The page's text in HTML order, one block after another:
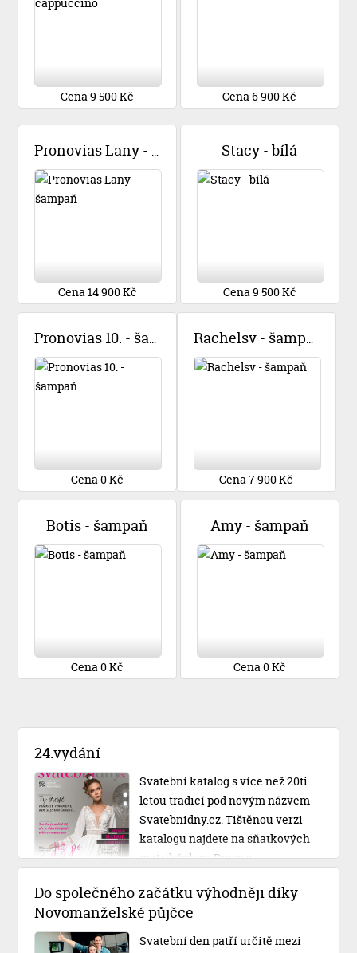
Cena 9 500 Kč Cena 6 900 Kč
Pronovias Lany - šampaň
Cena 14 900 Kč
Stacy - bílá
Cena 9 500 Kč
Pronovias 10. - šampaň
Cena 0 Kč
Rachelsv - šampaň
Cena 7 900 Kč
Botis - šampaň
Cena 0 Kč
Amy - šampaň
Cena 0 Kč
24.vydání
Svatební katalog s více než 20ti
letou tradicí pod novým názvem
Svatebnidny.cz. Tištěnou verzi
katalogu najdete na sňatkových
matrikách po Praze a
Do společného začátku výhodněji díky
Novomanželské půjčce
Svatební den patří určitě mezi